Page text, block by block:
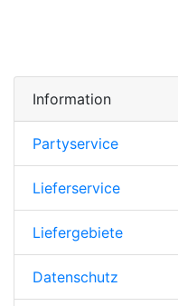
Information
Partyservice
Lieferservice
Liefergebiete
Datenschutz